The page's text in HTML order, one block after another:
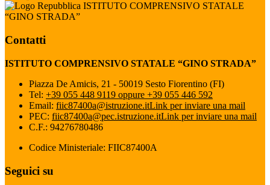
ISTITUTO COMPRENSIVO STATALE
“GINO STRADA”
Contatti
ISTITUTO COMPRENSIVO STATALE “GINO STRADA”
Piazza De Amicis, 21 - 50019 Sesto Fiorentino (FI)
Tel: +39 055 448 9119 oppure +39 055 446 592
Email: fiic87400a@istruzione.itLink per inviare una mail
PEC: fiic87400a@pec.istruzione.itLink per inviare una mail
C.F.: 94276780486
Codice Ministeriale: FIIC87400A
Seguici su